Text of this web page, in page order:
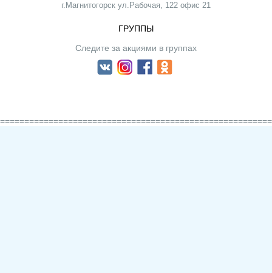
г.Магнитогорск ул.Рабочая, 122 офис 21
ГРУППЫ
Следите за акциями в группах